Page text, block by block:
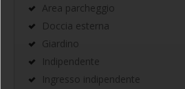
Area parcheggio
Doccia esterna
Giardino
Indipendente
Ingresso indipendente